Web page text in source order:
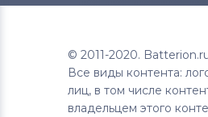
© 2011-2020.
Все виды контента:
лиц, в том числе
владельцем этого